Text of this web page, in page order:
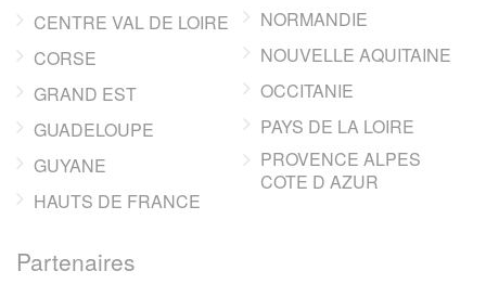
CENTRE VAL DE LOIRE
CORSE
GRAND EST
GUADELOUPE
GUYANE
HAUTS DE FRANCE
NORMANDIE
NOUVELLE AQUITAINE
OCCITANIE
PAYS DE LA LOIRE
PROVENCE ALPES
COTE D AZUR
Partenaires